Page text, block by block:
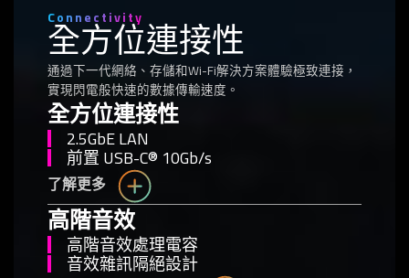
Connectivity
全方位連接性
通過下一代網絡、存儲和Wi-Fi解決方案體驗極致連接，
實現閃電般快速的數據傳輸速度。
全方位連接性
2.5GbE LAN
前置 USB-C® 10Gb/s
了解更多
高階音效
高階音效處理電容
音效雜訊隔絕設計